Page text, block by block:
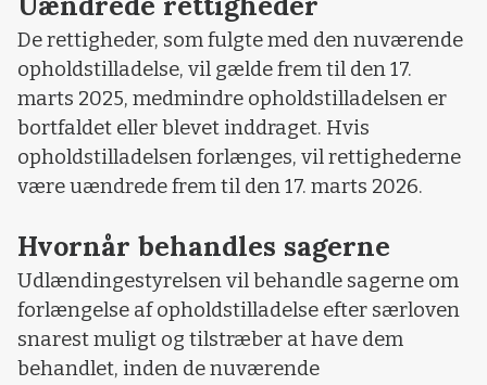
De rettigheder, som fulgte med den nuværende
opholdstilladelse, vil gælde frem til den 17.
marts 2025, medmindre opholdstilladelsen er
bortfaldet eller blevet inddraget. Hvis
opholdstilladelsen forlænges, vil rettighederne
være uændrede frem til den 17. marts 2026.
Hvornår behandles sagerne
Udlændingestyrelsen vil behandle sagerne om
forlængelse af opholdstilladelse efter særloven
snarest muligt og tilstræber at have dem
behandlet, inden de nuværende